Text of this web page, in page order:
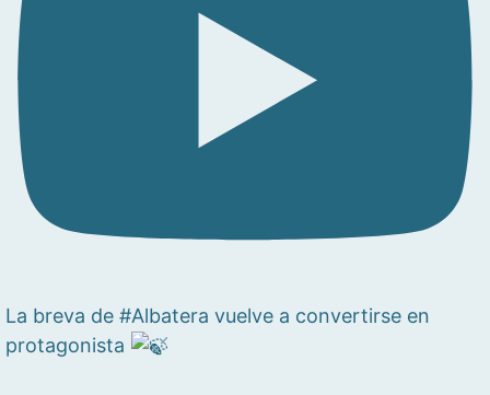
La breva de #Albatera vuelve a convertirse en
protagonista